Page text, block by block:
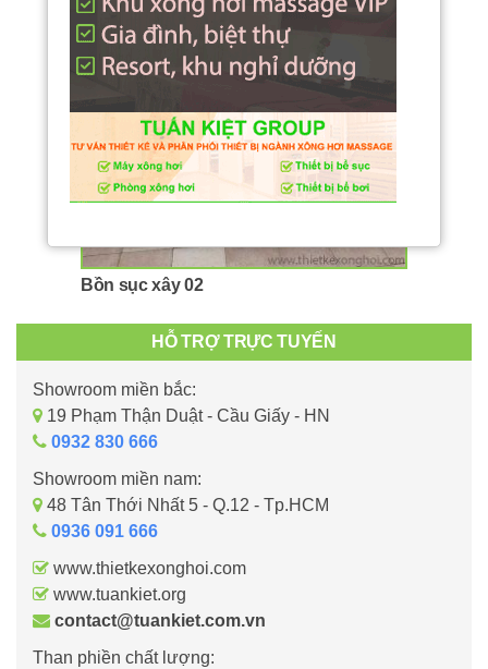
Bồn sục xây 02
HỖ TRỢ TRỰC TUYẾN
Showroom miền bắc:
19 Phạm Thận Duật - Cầu Giấy - HN
0932 830 666
Showroom miền nam:
48 Tân Thới Nhất 5 - Q.12 - Tp.HCM
0936 091 666
www.thietkexonghoi.com
www.tuankiet.org
contact@tuankiet.com.vn
Than phiền chất lượng: